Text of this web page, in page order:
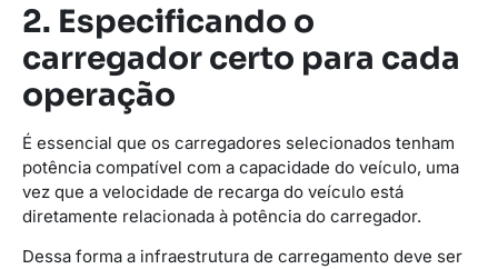
2. Especificando o
carregador certo para cada
operação
É essencial que os carregadores selecionados tenham
potência compatível com a capacidade do veículo, uma
vez que a velocidade de recarga do veículo está
diretamente relacionada à potência do carregador.
Dessa forma a infraestrutura de carregamento deve ser